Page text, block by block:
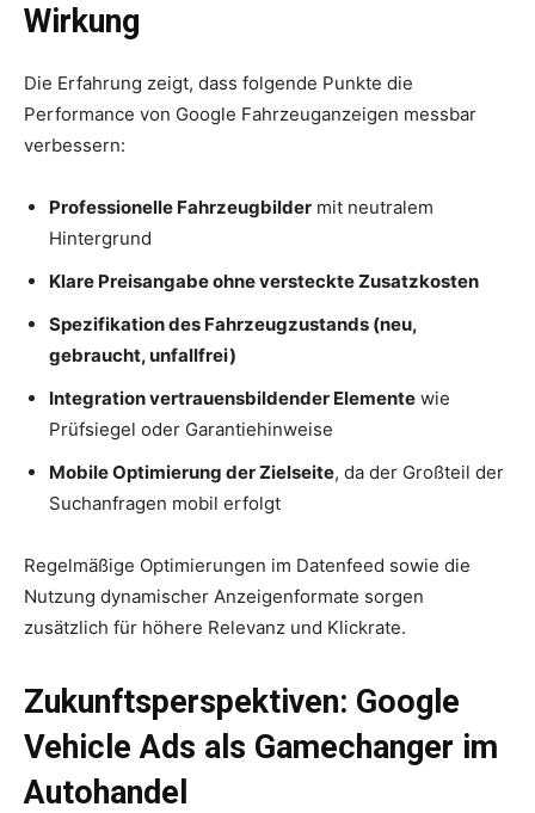
Wirkung
Die Erfahrung zeigt, dass folgende Punkte die
Performance von Google Fahrzeuganzeigen messbar
verbessern:
Professionelle Fahrzeugbilder mit neutralem
Hintergrund
Klare Preisangabe ohne versteckte Zusatzkosten
Spezifikation des Fahrzeugzustands (neu,
gebraucht, unfallfrei)
Integration vertrauensbildender Elemente wie
Prüfsiegel oder Garantiehinweise
Mobile Optimierung der Zielseite, da der Großteil der
Suchanfragen mobil erfolgt
Regelmäßige Optimierungen im Datenfeed sowie die
Nutzung dynamischer Anzeigenformate sorgen
zusätzlich für höhere Relevanz und Klickrate.
Zukunftsperspektiven: Google
Vehicle Ads als Gamechanger im
Autohandel